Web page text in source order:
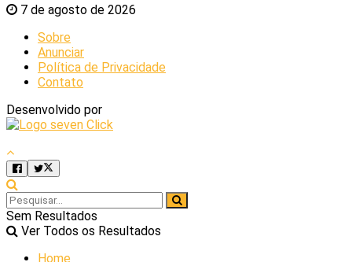
7 de agosto de 2026
Sobre
Anunciar
Política de Privacidade
Contato
Desenvolvido por
Sem Resultados
Ver Todos os Resultados
Home